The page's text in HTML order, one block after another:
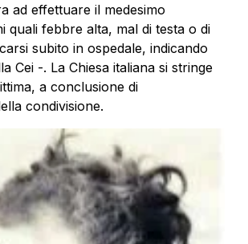
ad effettuare il medesimo
quali febbre alta, mal di testa o di
subito in ospedale, indicando
Cei -. La Chiesa italiana si stringe
a conclusione di
condivisione.